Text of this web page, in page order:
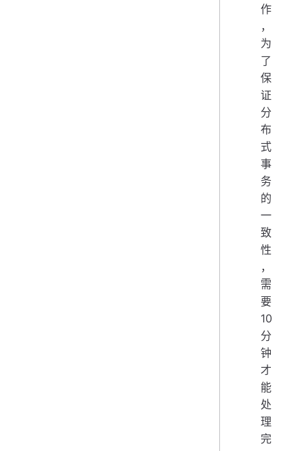
作
，
为
了
保
证
分
布
式
事
务
的
一
致
性
，
需
要
10
分
钟
才
能
处
理
完